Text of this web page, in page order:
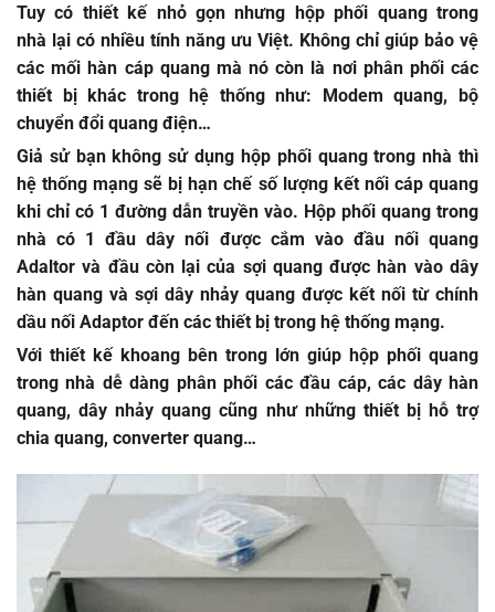
Tuy có thiết kế nhỏ gọn nhưng hộp phối quang trong
nhà lại có nhiều tính năng ưu Việt. Không chỉ giúp bảo vệ
các mối hàn cáp quang mà nó còn là nơi phân phối các
thiết bị khác trong hệ thống như: Modem quang, bộ
chuyển đổi quang điện…
Giả sử bạn không sử dụng hộp phối quang trong nhà thì
hệ thống mạng sẽ bị hạn chế số lượng kết nối cáp quang
khi chỉ có 1 đường dẫn truyền vào. Hộp phối quang trong
nhà có 1 đầu dây nối được cắm vào đầu nối quang
Adaltor và đầu còn lại của sợi quang được hàn vào dây
hàn quang và sợi dây nhảy quang được kết nối từ chính
dầu nối Adaptor đến các thiết bị trong hệ thống mạng.
Với thiết kế khoang bên trong lớn giúp hộp phối quang
trong nhà dễ dàng phân phối các đầu cáp, các dây hàn
quang, dây nhảy quang cũng như những thiết bị hỗ trợ
chia quang, converter quang…